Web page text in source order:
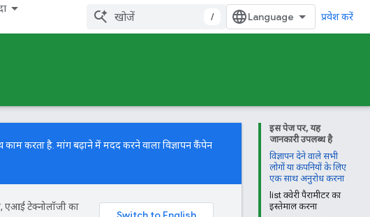
/ प्रवेश करें
इस पेज पर, यह
जानकारी उपलब्ध है
विज्ञापन देने वाले सभी
लोगों या कंपनियों के लिए
एक साथ अनुरोध करना
list क्वेरी पैरामीटर का
इस्तेमाल करना
करता है. मांग बढ़ाने में मदद करने वाला विज्ञापन कैंपेन
एआई टेक्नोलॉजी का